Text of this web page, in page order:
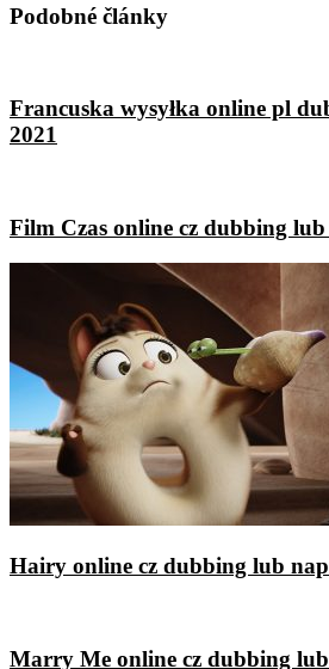
Email
Podobné články
Francuska wysyłka online pl
2021
Film Czas online cz dubbing
Hairy online cz dubbing lub
Marry Me online cz dubbing